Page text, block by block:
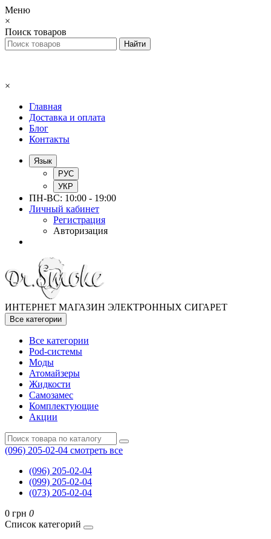
Меню
×
Поиск товаров
×
Главная
Доставка и оплата
Блог
Контакты
Язык
РУС
УКР
ПН-ВС: 10:00 - 19:00
Личный кабинет
Регистрация
Авторизация
ИНТЕРНЕТ МАГАЗИН ЭЛЕКТРОННЫХ СИГАРЕТ
Все категории
Все категории
Pod-системы
Моды
Атомайзеры
Жидкости
Самозамес
Комплектующие
Акции
(096) 205-02-04 смотреть все
(096) 205-02-04
(099) 205-02-04
(073) 205-02-04
0 грн 0
Список категорий